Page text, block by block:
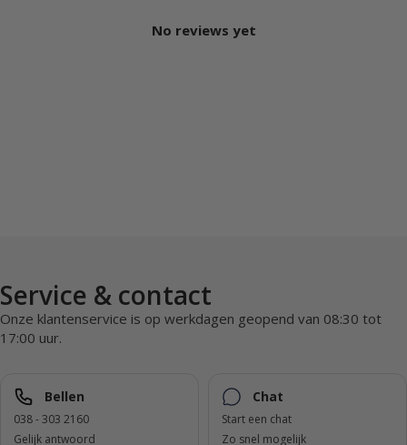
No reviews yet
Service & contact
Onze klantenservice is op werkdagen geopend van 08:30 tot
17:00 uur.
Bellen
038 - 303 2160
Gelijk antwoord
Chat
Start een chat
Zo snel mogelijk